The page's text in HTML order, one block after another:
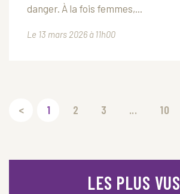
danger. À la fois femmes,...
Le 13 mars 2026 à 11h00
< 1 2 3 ... 10
LES PLUS VUS